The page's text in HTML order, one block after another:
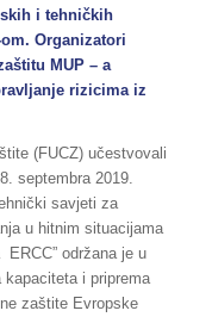
i tehničkih
Organizatori
MUP – a
rizicima iz
(FUCZ) učestvovali
septembra 2019.
savjeti za
u hitnim situacijama
održana je u
kapaciteta i priprema
zaštite Evropske